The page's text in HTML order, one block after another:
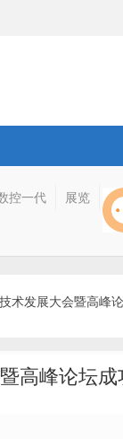
控一代
展览
术发展大会暨高峰论
高峰论坛成